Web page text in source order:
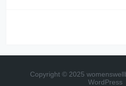
Copyright © 2025
WordPress